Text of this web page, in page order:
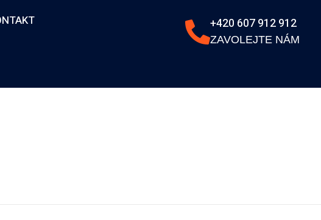
+420 607 912 912
ZAVOLEJTE NÁM